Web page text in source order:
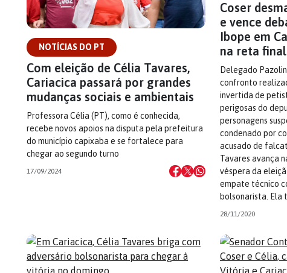
NOTÍCIAS DO PT
Com eleição de Célia Tavares,
Cariacica passará por grandes
mudanças sociais e ambientais
Professora Célia (PT), como é conhecida,
recebe novos apoios na disputa pela prefeitura
do município capixaba e se fortalece para
chegar ao segundo turno
17/09/2024
Coser
e vence
Ibope em
na reta final
Delegado
confronto
invertida de
perigosas do
personagens
condenado por
acusado de
Tavares avança
véspera da
empate técnico
bolsonarista. Ela
28/11/2020